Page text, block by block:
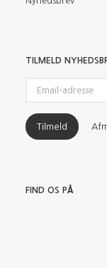
TILMELD
adresse
Tilmeld
FIND OS PÅ